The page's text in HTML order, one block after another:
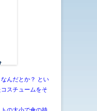
んだとか？ とい
スチュームをそ